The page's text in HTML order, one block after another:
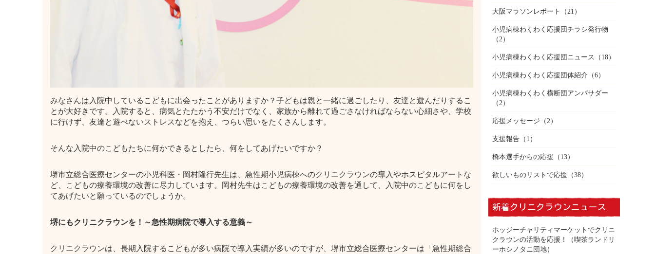
みなさんは入院中しているこどもに出会ったことがありますか？子どもは親と一緒に過ごしたり、友達と遊んだりするこ
とが大好きです。入院すると、病気とたたかう不安だけでなく、家族から離れて過ごさなければならない心細さや、学校
に行けず、友達と遊べないストレスなどを抱え、つらい思いをたくさんします。
そんな入院中のこどもたちに何かできるとしたら、何をしてあげたいですか？
堺市立総合医療センターの小児科医・岡村隆行先生は、急性期小児病棟へのクリニクラウンの導入やホスピタルアートな
ど、こどもの療養環境の改善に尽力しています。岡村先生はこどもの療養環境の改善を通して、入院中のこどもに何をし
てあげたいと願っているのでしょうか。
堺にもクリニクラウンを！～急性期病院で導入する意義～
クリニクラウンは、長期入院するこどもが多い病院で導入実績が多いのですが、堺市立総合医療センターは「急性期総合
大阪マラソンレポート （21）
小児病棟わくわく応援団チラシ発行物
（2）
小児病棟わくわく応援団ニュース （18）
小児病棟わくわく応援団体紹介 （6）
小児病棟わくわく横断団アンバサダー
（2）
応援メッセージ （2）
支援報告 （1）
橋本選手からの応援 （13）
欲しいものリストで応援 （38）
新着クリニクラウンニュース
ホッジーチャリティマーケットでクリニ
クラウンの活動を応援！（喫茶ランドリ
ーホシノタニ団地）